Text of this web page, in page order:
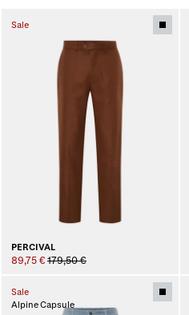
Sale
PERCIVAL
89,75 € 179,50 €
Sale
Alpine Capsule